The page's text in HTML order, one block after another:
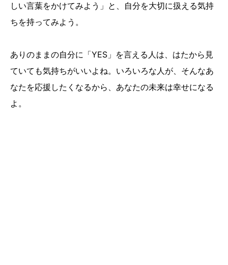
しい言葉をかけてみよう」と、自分を大切に扱える気持
ちを持ってみよう。
ありのままの自分に「YES」を言える人は、はたから見
ていても気持ちがいいよね。いろいろな人が、そんなあ
なたを応援したくなるから、あなたの未来は幸せになる
よ。